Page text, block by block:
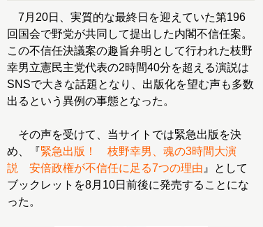
7月20日、実質的な最終日を迎えていた第196
回国会で野党が共同して提出した内閣不信任案。
この不信任決議案の趣旨弁明として行われた枝野
幸男立憲民主党代表の2時間40分を超える演説は
SNSで大きな話題となり、出版化を望む声も多数
出るという異例の事態となった。
その声を受けて、当サイトでは緊急出版を決
め、『緊急出版！ 枝野幸男、魂の3時間大演
説 安倍政権が不信任に足る7つの理由 』として
ブックレットを8月10日前後に発売することにな
った。